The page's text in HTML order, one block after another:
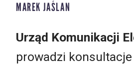
MAREK JAŚLAN
Urząd Komunikacji
prowadzi konsultacje